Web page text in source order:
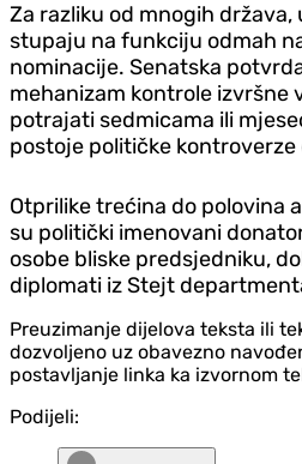
Za razliku od mnogih država,
stupaju na funkciju odmah
nominacije. Senatska
mehanizam kontrole izvršne
potrajati sedmicama ili
postoje političke kontroverze
Otprilike trećina do polovina
su politički imenovani
osobe bliske predsjedniku,
diplomati iz Stejt
Preuzimanje dijelova teksta ili
dozvoljeno uz obavezno
postavljanje linka ka izvornom
Podijeli: